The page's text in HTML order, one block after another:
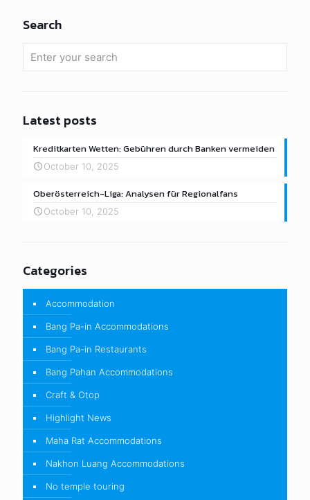
Search
Latest posts
Kreditkarten Wetten: Gebühren durch Banken vermeiden
October 10, 2025
Oberösterreich-Liga: Analysen für Regionalfans
October 10, 2025
Categories
Accommodation
Bang Pa-in Accommodations
Bang Pa-in Restaurants
Bang Pahan Accommodations
Craft & Otop
Highlight News
Maha Rat Accommodations
Nakhon Luang Accommodations
No temple touring